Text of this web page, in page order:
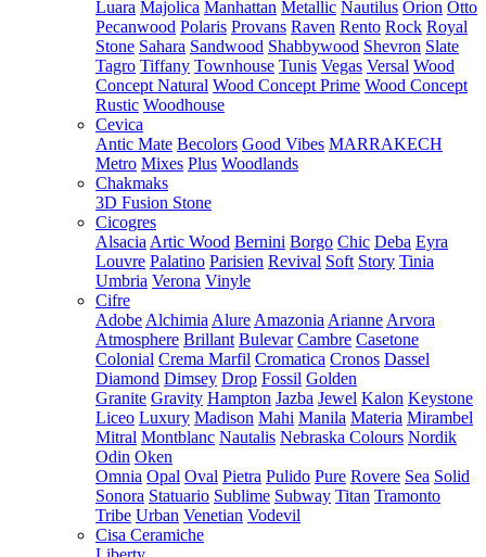
Luara Majolica Manhattan Metallic Nautilus Orion Otto
Pecanwood Polaris Provans Raven Rento Rock Royal
Stone Sahara Sandwood Shabbywood Shevron Slate
Tagro Tiffany Townhouse Tunis Vegas Versal Wood
Concept Natural Wood Concept Prime Wood Concept
Rustic Woodhouse
Cevica
Antic Mate Becolors Good Vibes MARRAKECH
Metro Mixes Plus Woodlands
Chakmaks
3D Fusion Stone
Cicogres
Alsacia Artic Wood Bernini Borgo Chic Deba Eyra
Louvre Palatino Parisien Revival Soft Story Tinia
Umbria Verona Vinyle
Cifre
Adobe Alchimia Alure Amazonia Arianne Arvora
Atmosphere Brillant Bulevar Cambre Casetone
Colonial Crema Marfil Cromatica Cronos Dassel
Diamond Dimsey Drop Fossil Golden
Granite Gravity Hampton Jazba Jewel Kalon Keystone
Liceo Luxury Madison Mahi Manila Materia Mirambel
Mitral Montblanc Nautalis Nebraska Colours Nordik
Odin Oken
Omnia Opal Oval Pietra Pulido Pure Rovere Sea Solid
Sonora Statuario Sublime Subway Titan Tramonto
Tribe Urban Venetian Vodevil
Cisa Ceramiche